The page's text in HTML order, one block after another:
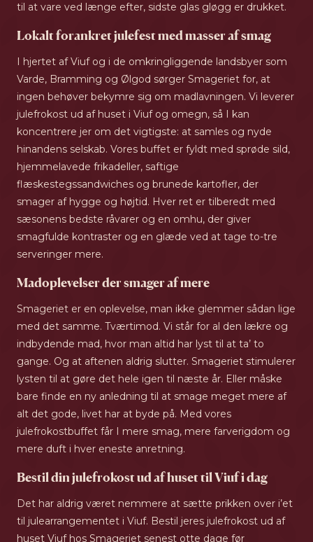
til at vare ved længe efter, sidste glas gløgg er drukket.
Lokalt forankret julefest med masser af smag
I hjertet af Viuf og i de omkringliggende landsbyer som
Varde, Bramming og Ølgod sørger Smageriet for, at
ingen behøver bekymre sig om madlavningen. Vi leverer
julefrokost ud af huset i Viuf og omegn, så I kan
koncentrere jer om det vigtigste: at samles og nyde
hinandens selskab. Vores buffet er fyldt med sprøde sild,
hjemmelavede frikadeller, saftige
flæskestegssandwiches og brunede kartofler, der
smager af hygge og højtid. Hver ret er tilberedt med
sæsonens bedste råvarer og en omhu, der giver
smagfulde kontraster og en glæde ved at tage to-tre
serveringer mere.
Madoplevelser der smager af mere
Smageriet er en oplevelse, man ikke glemmer sådan lige
med det samme. Tværtimod. Vi står for al den lækre og
indbydende mad, hvor man altid har lyst til at ta’ to
gange. Og at aftenen aldrig slutter. Smageriet stimulerer
lysten til at gøre det hele igen til næste år. Eller måske
bare finde en ny anledning til at smage meget mere af
alt det gode, livet har at byde på. Med vores
julefrokostbuffet får I mere smag, mere farverigdom og
mere duft i hver eneste anretning.
Bestil din julefrokost ud af huset til Viuf i dag
Det har aldrig været nemmere at sætte prikken over i’et
til julearrangementet i Viuf. Bestil jeres julefrokost ud af
huset Viuf hos Smageriet senest otte dage før